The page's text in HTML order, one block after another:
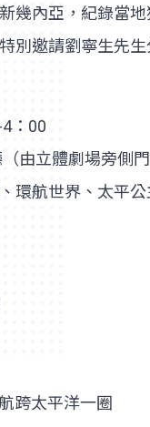
幾內亞，紀錄當
別邀請劉寧生先
：00
由立體劇場旁側門
環航世界、太平
跨太平洋一圈